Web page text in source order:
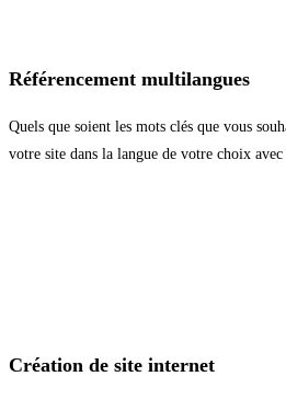
Référencement multilangues
Quels que soient les mots clés que vous
votre site dans la langue de votre choix avec
Création de site internet